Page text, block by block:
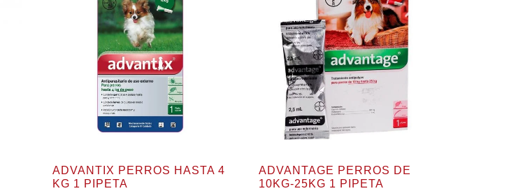
ADVANTIX PERROS HASTA 4
KG 1 PIPETA
ADVANTAGE PERROS DE
10KG-25KG 1 PIPETA